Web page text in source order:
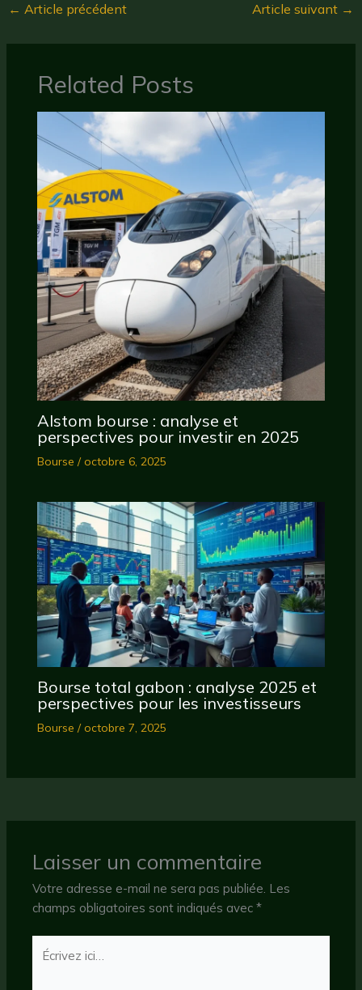
← Article précédent Article suivant →
Related Posts
Alstom bourse : analyse et
perspectives pour investir en 2025
Bourse /octobre 6, 2025
Bourse total gabon : analyse 2025 et
perspectives pour les investisseurs
Bourse /octobre 7, 2025
Laisser un commentaire
Votre adresse e-mail ne sera pas publiée. Les
champs obligatoires sont indiqués avec*
Écrivez
ici…